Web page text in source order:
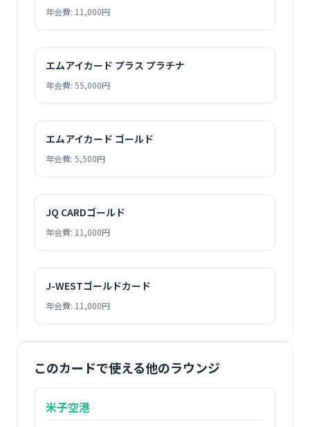
年会費: 11,000円
エムアイカード プラス プラチナ
年会費: 55,000円
エムアイカード ゴールド
年会費: 5,500円
JQ CARDゴールド
年会費: 11,000円
J-WESTゴールドカード
年会費: 11,000円
このカードで使える他のラウンジ
米子空港